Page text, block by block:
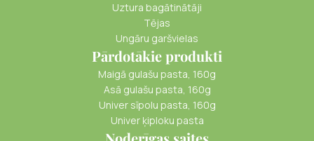
Uztura bagātinātāji
Tējas
Ungāru garšvielas
Pārdotākie produkti
Maigā gulašu pasta, 160g
Asā gulašu pasta, 160g
Univer sīpolu pasta, 160g
Univer ķiploku pasta